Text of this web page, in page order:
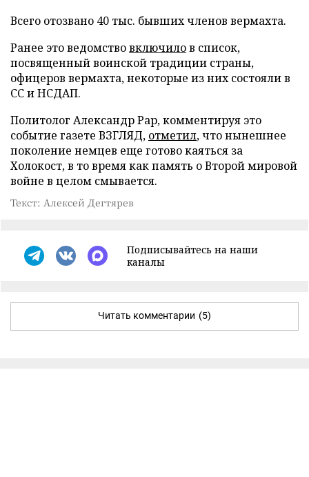
Всего отозвано 40 тыс. бывших членов вермахта.
Ранее это ведомствовключилов список,
посвященный воинской традиции страны,
офицеров вермахта, некоторые из них состояли в
СС и НСДАП.
Политолог Александр Рар, комментируя это
событие газете ВЗГЛЯД, отметил, что нынешнее
поколение немцев еще готово каяться за
Холокост, в то время как память о Второй мировой
войне в целом смывается.
Текст: Алексей Дегтярев
Подписывайтесь на наши
каналы
Читать комментарии (5)